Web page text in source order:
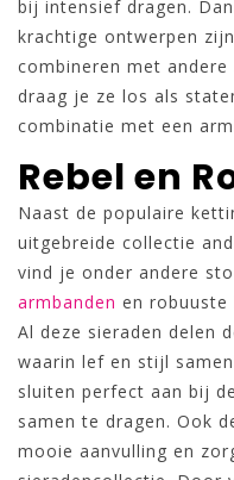
bij intensief dragen.
krachtige ontwerpen
combineren met
draag je ze los als
combinatie met een
Rebel en
Naast de populaire
uitgebreide collectie
vind je onder andere
armbanden en robuuste
Al deze sieraden delen
waarin lef en stijl
sluiten perfect aan bij
samen te dragen. Ook
mooie aanvulling en